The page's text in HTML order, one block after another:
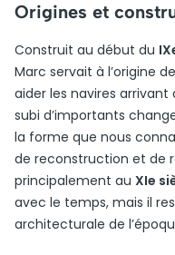
Origines et
Construit au début du
Marc servait à l’origine
aider les navires arrivant
subi d’importants
la forme que nous
de reconstruction et de
principalement au XIe
avec le temps, mais il
architecturale de